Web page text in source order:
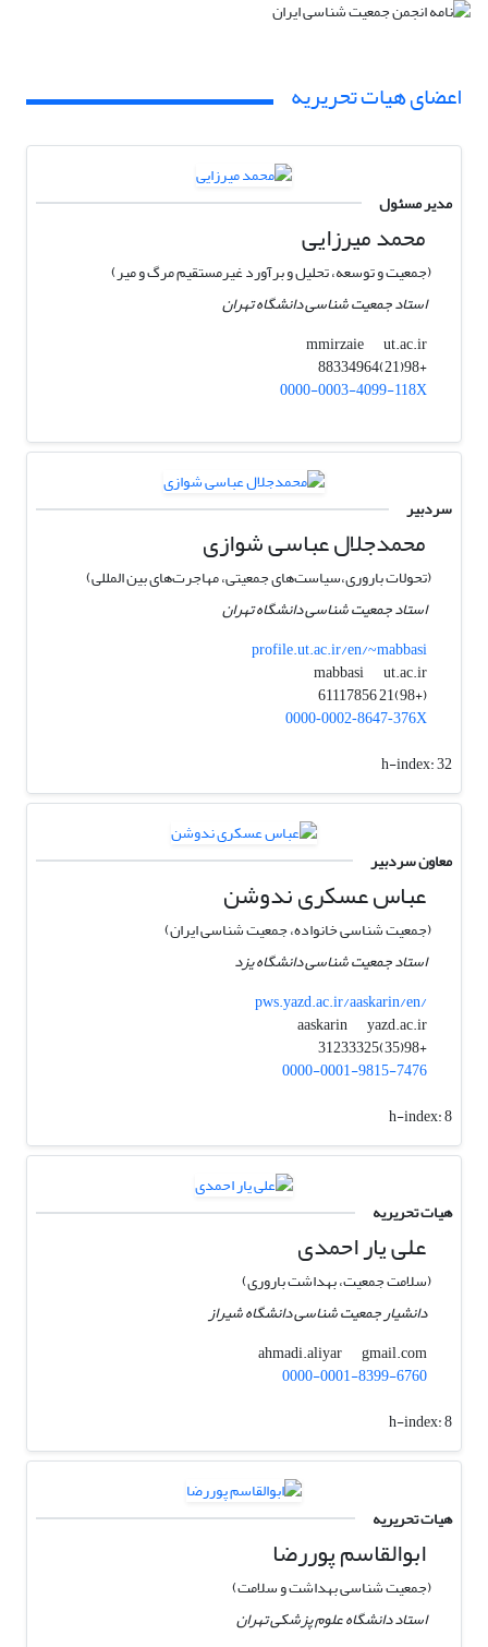
اعضای هیات تحریریه
مدیر مسئول
محمد میرزایی
(جمعیت و توسعه، تحلیل و برآورد غیرمستقیم مرگ و میر)
استاد جمعیت شناسی دانشگاه تهران
mmirzaie
ut.ac.ir
+98(21)88334964
0000-0003-4099-118X
سردبیر
محمدجلال عباسی شوازی
(تحولات باروری،سیاست‌های جمعیتی، مهاجرت‌های بین المللی)
استاد جمعیت شناسی دانشگاه تهران
profile.ut.ac.ir/en/~mabbasi
mabbasi
ut.ac.ir
(+98)21 61117856
0000‑0002‑8647‑376X
h-index:32
معاون سردبیر
عباس عسکری ندوشن
(جمعیت شناسی خانواده، جمعیت شناسی ایران)
استاد جمعیت شناسی دانشگاه یزد
pws.yazd.ac.ir/aaskarin/en/
aaskarin
yazd.ac.ir
+98(35)31233325
0000-0001-9815-7476
h-index:8
هیات تحریریه
علی یار احمدی
(سلامت جمعیت، بهداشت باروری)
دانشیار جمعیت شناسی دانشگاه شیراز
ahmadi.aliyar
gmail.com
0000-0001-8399-6760
h-index:8
هیات تحریریه
ابوالقاسم پوررضا
(جمعیت شناسی بهداشت و سلامت)
استاد دانشگاه علوم پزشکی تهران